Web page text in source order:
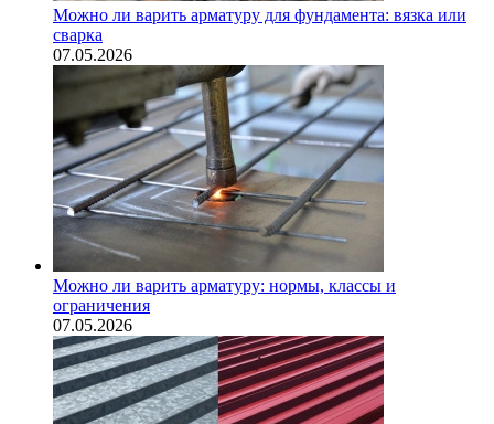
Можно ли варить арматуру для фундамента: вязка или
сварка
07.05.2026
Можно ли варить арматуру: нормы, классы и
ограничения
07.05.2026